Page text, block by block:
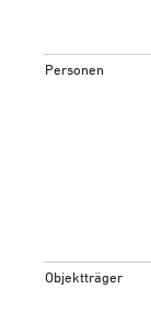
Personen
Objektträger